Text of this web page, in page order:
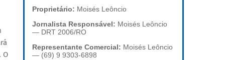
O
Proprietário: Moisés Leôncio
Jornalista Responsável: Moisés Leôncio
— DRT 2006/RO
Representante Comercial: Moisés Leôncio
— (69) 9 9303-6898